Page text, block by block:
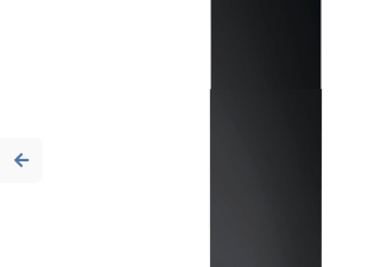
Previous